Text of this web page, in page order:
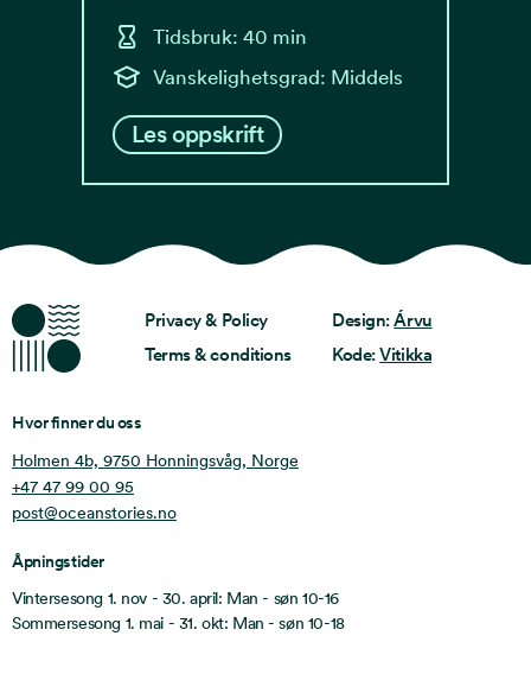
Tidsbruk: 40 min
Vanskelighetsgrad: Middels
Les oppskrift
Ocean Stories
Hvor finner du oss
Holmen 4b, 9750 Honningsvåg, Norge
+47 47 99 00 95
post@oceanstories.no
Åpningstider
Vintersesong 1. nov - 30. april: Man - søn 10-16
Sommersesong 1. mai - 31. okt: Man - søn 10-18
Privacy & Policy
Terms & conditions
Design:Árvu
Kode:Vitikka